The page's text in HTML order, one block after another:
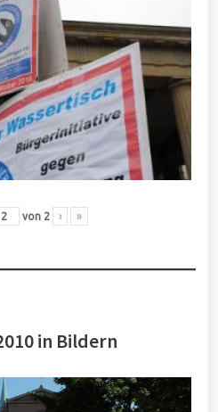
von 2 › »
in Bildern